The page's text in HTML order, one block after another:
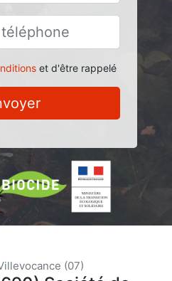
et d'être rappelé
(07)